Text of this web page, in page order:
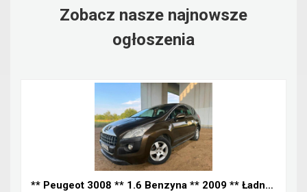
Zobacz nasze najnowsze
ogłoszenia
** Peugeot 3008 ** 1.6 Benzyna ** 2009 ** Ładny Za...